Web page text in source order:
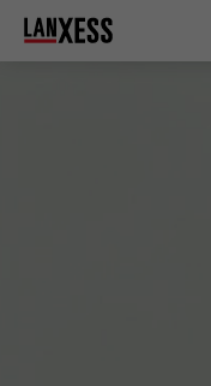
Rely+On®